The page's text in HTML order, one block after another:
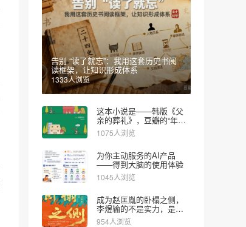
告别 “读了就忘”：我用这套历史书阅
读框架，让知识形成体系
1333人浏览
这本小说是——韩版《父
亲的葬礼》，豆瓣的“年度
图书”
1075人浏览
为你主动服务的AI产品
——得到大脑的使用体验
1045人浏览
成为赵匡胤的卧榻之侧，
李煜输的不是实力，是对
时代的认知
954人浏览